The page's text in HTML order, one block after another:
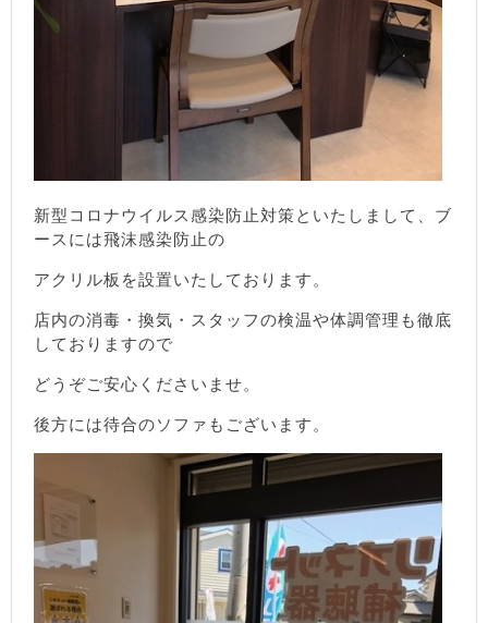
新型コロナウイルス感染防止対策といたしまして、ブ
ースには飛沫感染防止の
アクリル板を設置いたしております。
店内の消毒・換気・スタッフの検温や体調管理も徹底
しておりますので
どうぞご安心くださいませ。
後方には待合のソファもございます。